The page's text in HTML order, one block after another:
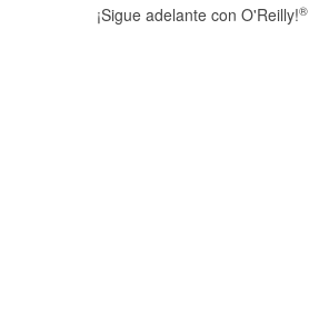
¡Sigue adelante con O'Reilly!®